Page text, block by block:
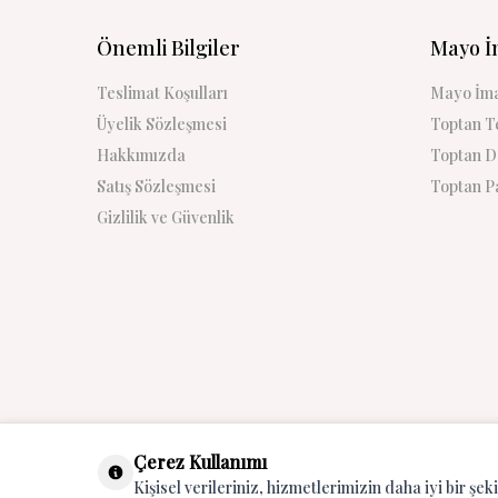
Önemli Bilgiler
Teslimat Koşulları
Üyelik Sözleşmesi
Hakkımızda
Satış Sözleşmesi
Gizlilik ve Güvenlik
Mayo
Mayo
Toptan
Toptan
Toptan
Çerez Kullanımı
Kişisel verileriniz, hizmetlerimizin daha iyi bir